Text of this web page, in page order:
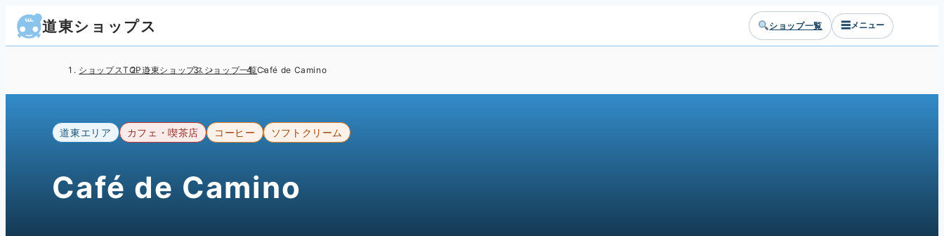
道東ショップス ショップ一覧 ☰メニュー
ショップスTOP道東ショップス ショップ一覧Café de Camino
道東エリア カフェ・喫茶店 コーヒー ソフトクリーム
Café de Camino